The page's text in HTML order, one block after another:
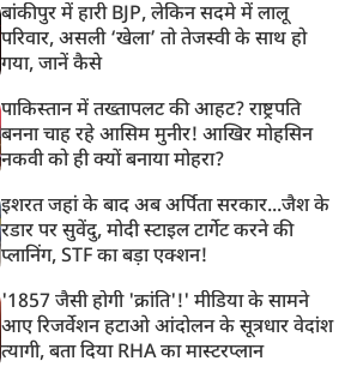
बांकीपुर में हारी BJP, लेकिन सदमे में लालू
परिवार, असली ‘खेला’ तो तेजस्वी के साथ हो
गया, जानें कैसे
पाकिस्तान में तख्तापलट की आहट? राष्ट्रपति
बनना चाह रहे आसिम मुनीर! आखिर मोहसिन
नकवी को ही क्यों बनाया मोहरा?
इशरत जहां के बाद अब अर्पिता सरकार...जैश के
रडार पर सुवेंदु, मोदी स्टाइल टार्गेट करने की
प्लानिंग, STF का बड़ा एक्शन!
'1857 जैसी होगी 'क्रांति'!' मीडिया के सामने
आए रिजर्वेशन हटाओ आंदोलन के सूत्रधार वेदांश
त्यागी, बता दिया RHA का मास्टरप्लान